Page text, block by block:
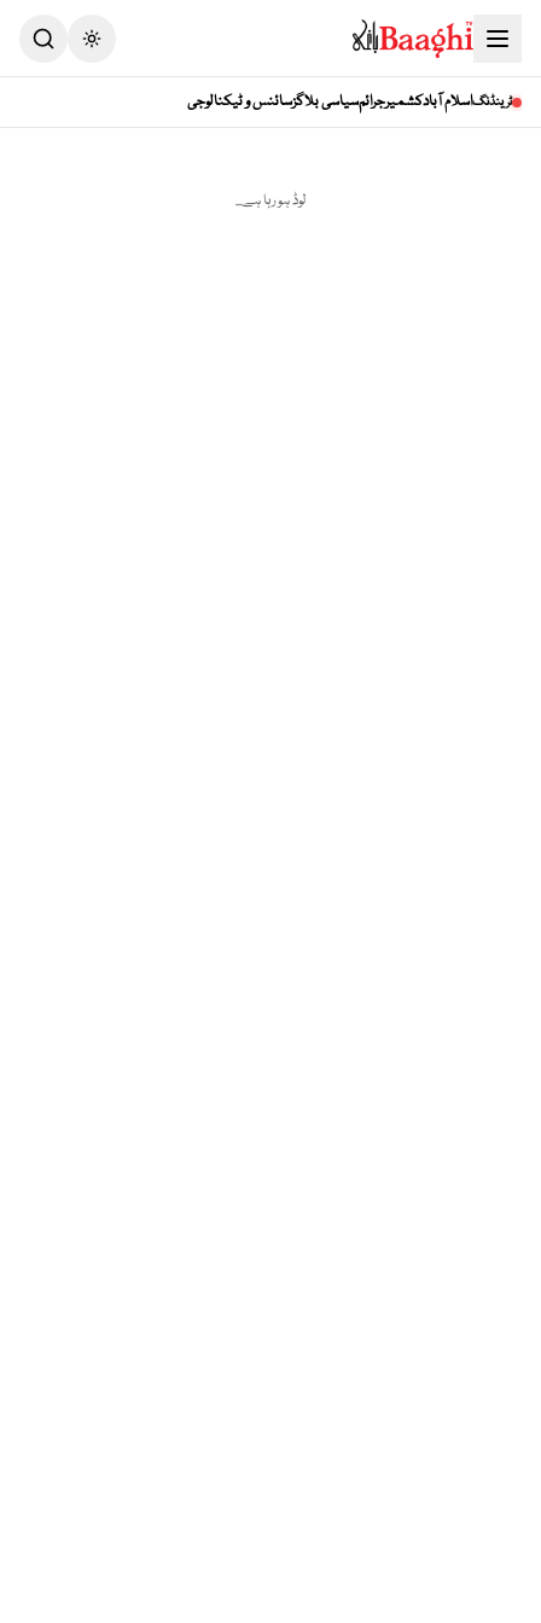
Toggle theme
ٹرینڈنگاسلام آبادکشمیرجرائمسیاسی بلاگزسائنس و ٹیکنالوجی
لوڈ ہو رہا ہے...